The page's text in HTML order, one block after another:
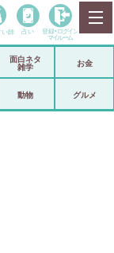
い師 占い 登録• ログイン
マイルーム
面白ネタ
雑学
お金
動物 グルメ